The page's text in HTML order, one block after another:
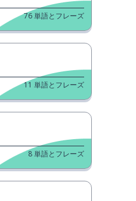
76単語とフレーズ
11 単語とフレーズ
8単語とフレーズ